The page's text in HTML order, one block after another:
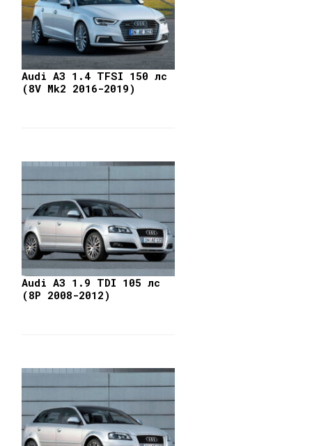
Audi A3 1.4 TFSI 150 лс
(8V Mk2 2016-2019)
Audi A3 1.9 TDI 105 лс
(8P 2008-2012)